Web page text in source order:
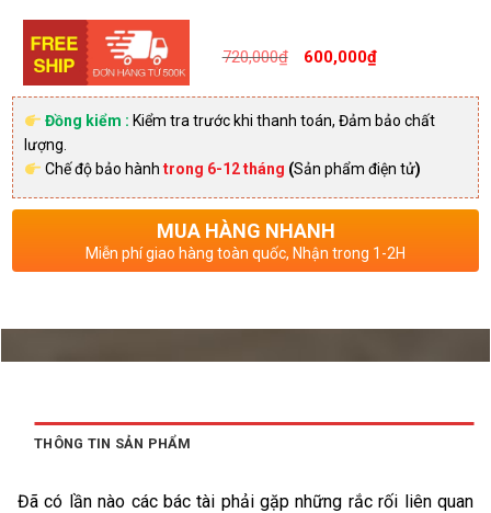
720,000₫
Giá
gốc
là:
600,000₫Giá
hiện
tại
là:
Đồng kiểm : Kiểm tra trước khi thanh toán, Đảm bảo chất
lượng.
Chế độ bảo hành trong 6-12 tháng (Sản phẩm điện tử)
MUA HÀNG NHANH
Miễn phí giao hàng toàn quốc, Nhận trong 1-2H
THÔNG TIN SẢN PHẨM
Đã có lần nào các bác tài phải gặp những rắc rối liên quan